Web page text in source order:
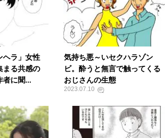
ヘラ」女性
まる共感の
者に聞...
気持ち悪～いセクハラゾン
ビ。酔うと無言で触ってくる
おじさんの生態
2023.07.10